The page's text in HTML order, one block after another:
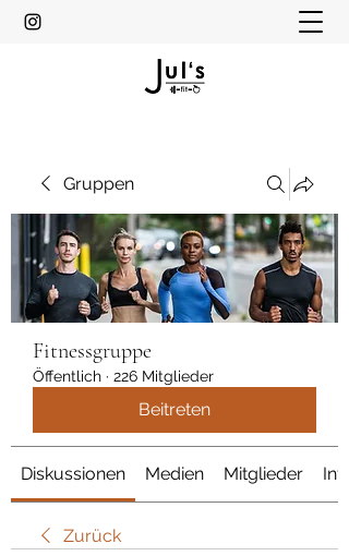
Gruppen
Fitnessgruppe
Öffentlich · 226 Mitglieder
Beitreten
Diskussionen Medien Mitglieder Info
Zurück